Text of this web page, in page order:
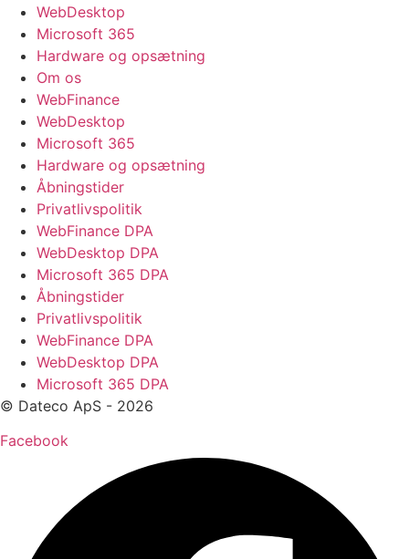
WebDesktop
Microsoft 365
Hardware og opsætning
Om os
WebFinance
WebDesktop
Microsoft 365
Hardware og opsætning
Åbningstider
Privatlivspolitik
WebFinance DPA
WebDesktop DPA
Microsoft 365 DPA
Åbningstider
Privatlivspolitik
WebFinance DPA
WebDesktop DPA
Microsoft 365 DPA
© Dateco ApS - 2026
Facebook